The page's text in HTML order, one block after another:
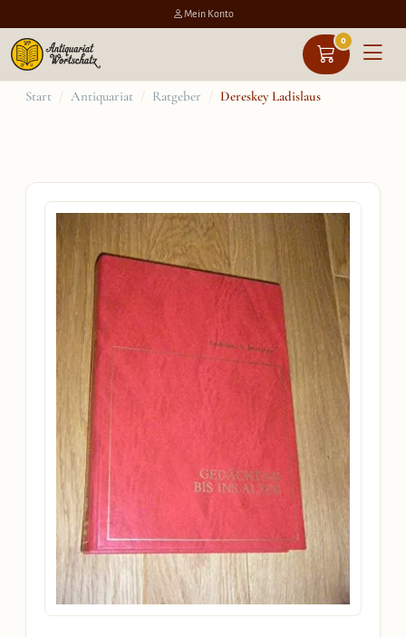
Mein Konto
0
ZumStart / Antiquariat / Ratgeber / Dereskey Ladislaus